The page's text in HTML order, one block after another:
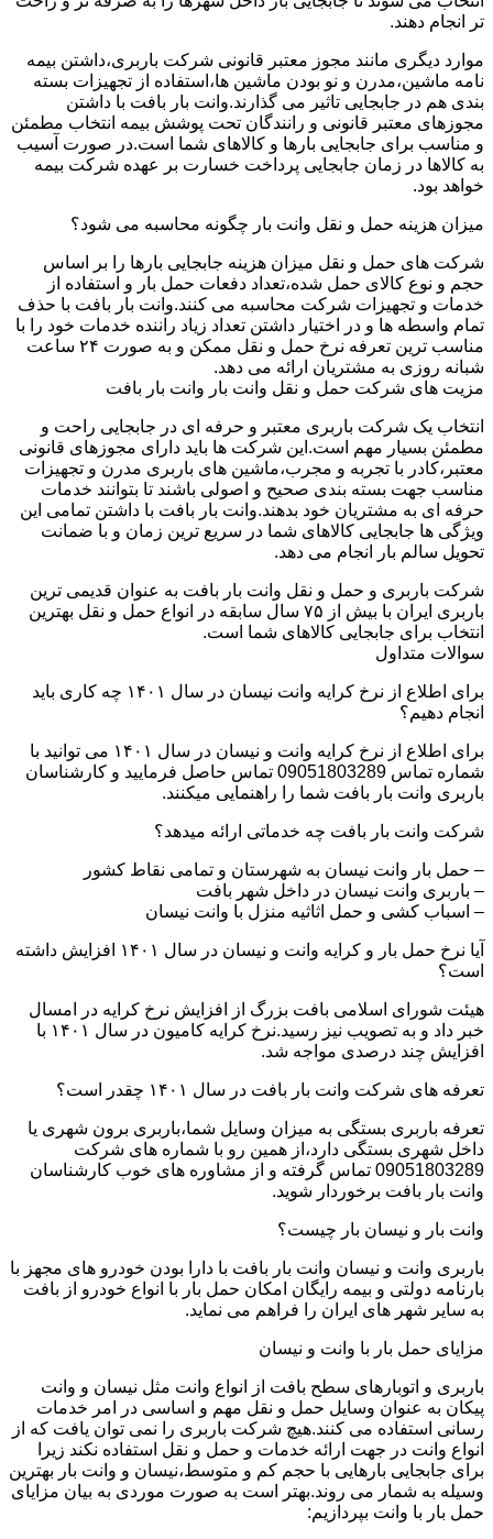
تر انجام دهند.
موارد دیگری مانند مجوز معتبر قانونی شرکت باربری،داشتن بیمه
نامه ماشین،مدرن و نو بودن ماشین ها،استفاده از تجهیزات بسته
بندی هم در جابجایی تاثیر می گذارند.وانت بار بافت با داشتن
مجوزهای معتبر قانونی و رانندگان تحت پوشش بیمه انتخاب مطمئن
و مناسب برای جابجایی بارها و کالاهای شما است.در صورت آسیب
به کالاها در زمان جابجایی پرداخت خسارت بر عهده شرکت بیمه
خواهد بود.
میزان هزینه حمل و نقل وانت بار چگونه محاسبه می شود؟
شرکت های حمل و نقل میزان هزینه جابجایی بارها را بر اساس
حجم و نوع کالای حمل شده،تعداد دفعات حمل بار و استفاده از
خدمات و تجهیزات شرکت محاسبه می کنند.وانت بار بافت با حذف
تمام واسطه ها و در اختیار داشتن تعداد زیاد راننده خدمات خود را با
مناسب ترین تعرفه نرخ حمل و نقل ممکن و به صورت ۲۴ ساعت
شبانه روزی به مشتریان ارائه می دهد.
مزیت های شرکت حمل و نقل وانت بار وانت بار بافت
انتخاب یک شرکت باربری معتبر و حرفه ای در جابجایی راحت و
مطمئن بسیار مهم است.این شرکت ها باید دارای مجوزهای قانونی
معتبر،کادر با تجربه و مجرب،ماشین های باربری مدرن و تجهیزات
مناسب جهت بسته بندی صحیح و اصولی باشند تا بتوانند خدمات
حرفه ای به مشتریان خود بدهند.وانت بار بافت با داشتن تمامی این
ویژگی ها جابجایی کالاهای شما در سریع ترین زمان و با ضمانت
تحویل سالم بار انجام می دهد.
شرکت باربری و حمل و نقل وانت بار بافت به عنوان قدیمی ترین
باربری ایران با بیش از ۷۵ سال سابقه در انواع حمل و نقل بهترین
انتخاب برای جابجایی کالاهای شما است.
سوالات متداول
برای اطلاع از نرخ کرایه وانت نیسان در سال ۱۴۰۱ چه کاری باید
انجام دهیم؟
برای اطلاع از نرخ کرایه وانت و نیسان در سال ۱۴۰۱ می توانید با
شماره تماس 09051803289 تماس حاصل فرمایید و کارشناسان
باربری وانت بار بافت شما را راهنمایی میکنند.
شرکت وانت بار بافت چه خدماتی ارائه میدهد؟
– حمل بار وانت نیسان به شهرستان و تمامی نقاط کشور
– باربری وانت نیسان در داخل شهر بافت
– اسباب کشی و حمل اثاثیه منزل با وانت نیسان
آیا نرخ حمل بار و کرایه وانت و نیسان در سال ۱۴۰۱ افزایش داشته
است؟
هیئت شورای اسلامی بافت بزرگ از افزایش نرخ کرایه در امسال
خبر داد و به تصویب نیز رسید.نرخ کرایه کامیون در سال ۱۴۰۱ با
افزایش چند درصدی مواجه شد.
تعرفه های شرکت وانت بار بافت در سال ۱۴۰۱ چقدر است؟
تعرفه باربری بستگی به میزان وسایل شما،باربری برون شهری یا
داخل شهری بستگی دارد،از همین رو با شماره های شرکت
09051803289 تماس گرفته و از مشاوره های خوب کارشناسان
وانت بار بافت برخوردار شوید.
وانت بار و نیسان بار چیست؟
باربری وانت و نیسان وانت بار بافت با دارا بودن خودرو های مجهز با
بارنامه دولتی و بیمه رایگان امکان حمل بار با انواع خودرو از بافت
به سایر شهر های ایران را فراهم می نماید.
مزایای حمل بار با وانت و نیسان
باربری و اتوبارهای سطح بافت از انواع وانت مثل نیسان و وانت
پیکان به عنوان وسایل حمل و نقل مهم و اساسی در امر خدمات
رسانی استفاده می کنند.هیچ شرکت باربری را نمی توان یافت که از
انواع وانت در جهت ارائه خدمات و حمل و نقل استفاده نکند زیرا
برای جابجایی بارهایی با حجم کم و متوسط،نیسان و وانت بار بهترین
وسیله به شمار می روند.بهتر است به صورت موردی به بیان مزایای
حمل بار با وانت بپردازیم: